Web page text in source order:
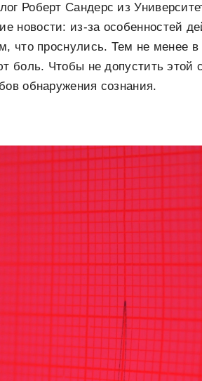
Роберт Сандерс из
новости: из-за особенностей
что проснулись. Тем не менее в
боль. Чтобы не допустить этой
обнаружения сознания.